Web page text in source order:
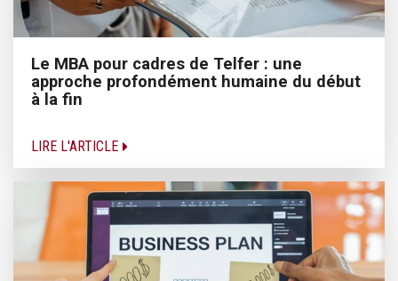
Le MBA pour cadres de Telfer : une
approche profondément humaine du début
à la fin
LIRE L'ARTICLE